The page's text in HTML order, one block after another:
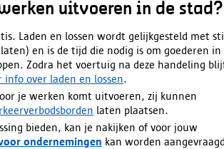
uitvoeren in de stad?
Laden en lossen wordt gelijkgesteld met
en is de tijd die nodig is om goederen
Zodra het voertuig na deze handeling
info over laden en lossen.
je werken komt uitvoeren, zij kunnen
laten plaatsen.
bieden, kan je nakijken of voor jouw
ondernemingen kan worden